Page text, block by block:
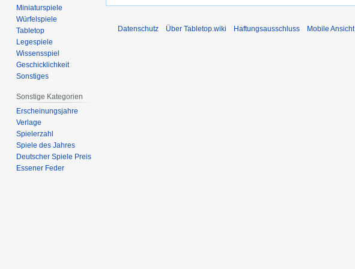
Miniaturspiele
Würfelspiele
Tabletop
Legespiele
Wissensspiel
Geschicklichkeit
Sonstiges
Sonstige Kategorien
Erscheinungsjahre
Verlage
Spielerzahl
Spiele des Jahres
Deutscher Spiele Preis
Essener Feder
Datenschutz Über Tabletop.wiki Haftungsausschluss Mobile Ansicht